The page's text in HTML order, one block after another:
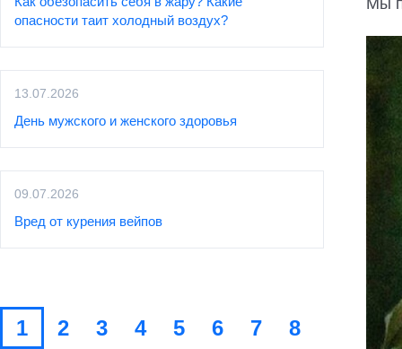
опасности таит холодный воздух?
13.07.2026
День мужского и женского здоровья
09.07.2026
Вред от курения вейпов
1 2 3 4 5 6 7
8
Мы